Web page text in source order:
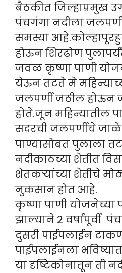
बैठकीत जिल्हाप्रमुख
पंचगंगा नदीला जलपर्णी
समस्या
होऊन शिरढोण
जवळ कृष्णा पाणी
येऊन तटते मे
जलपर्णी जठील होऊन
होते.जून महिन्यातील
सदरची जलपर्णीचे
पाण्यासोबत पुलाला
नदीकाठच्या शेतीत
शेतकऱ्यांच्या शेतीचे
नुकसान होत आहे.
कृष्णा पाणी योजनेच्या
झाल्याने 2 वर्षांपूर्वी
दुसरी पाईपलाईन
पाईपलाईनला
या दृष्टिकोनातून ती